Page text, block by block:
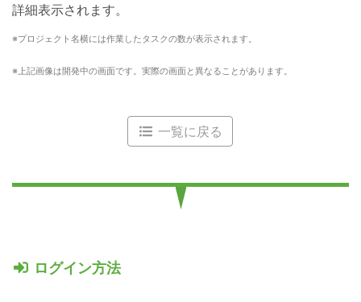
詳細表示されます。
プロジェクト名横には作業したタスクの数が表示されます。
上記画像は開発中の画面です。実際の画面と異なることがあります。
一覧に戻る
ログイン方法